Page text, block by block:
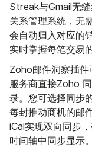
Streak与Gmail无
关系管理系统，无
会自动归入对应的
实时掌握每笔交易
Zoho邮件洞察插
服务商直接Zoho
录。您可选择同步
每封推动商机的邮
iCal实现双向同步
时间轴中同步显示。